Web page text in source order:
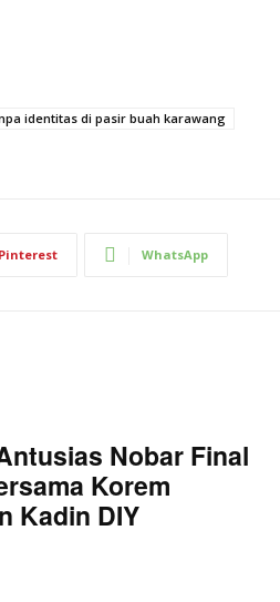
identitas di pasir buah karawang
Pinterest WhatsApp
Nobar Final
Korem
Kadin DIY